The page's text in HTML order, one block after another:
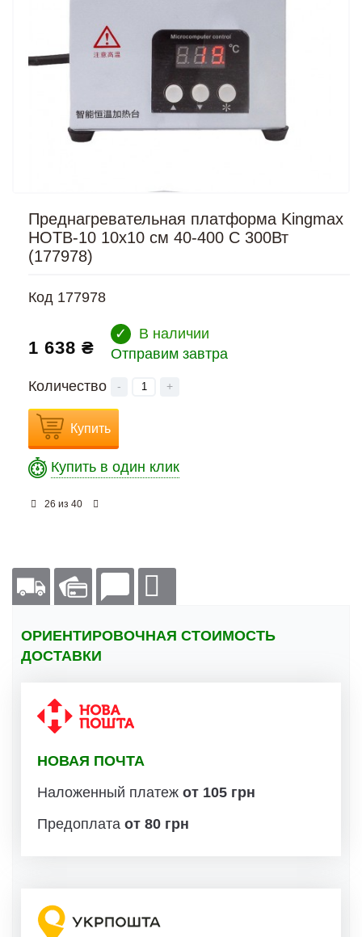
Преднагревательная платформа Kingmax
HOTB-10 10x10 см 40-400 C 300Вт
(177978)
Код 177978
1 638 ₴
✓
В наличии
Отправим завтра
Количество
- +
Купить
Купить в один клик
26 из 40
ОРИЕНТИРОВОЧНАЯ СТОИМОСТЬ
ДОСТАВКИ
НОВАЯ ПОЧТА
Наложенный платеж от 105 грн
Предоплата от 80 грн